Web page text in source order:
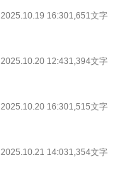
2025.10.19 16:301,651文字
2025.10.20 12:431,394文字
2025.10.20 16:301,515文字
2025.10.21 14:031,354文字